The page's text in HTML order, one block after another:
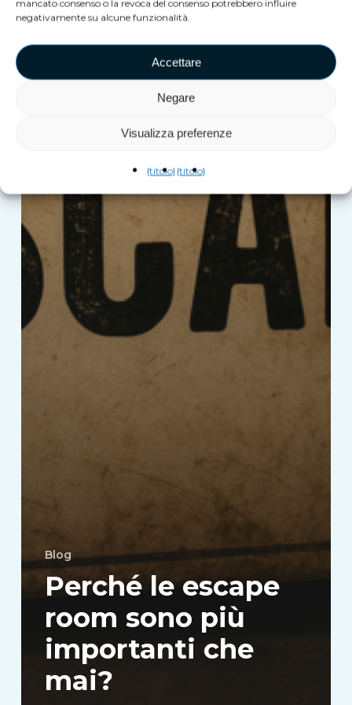
mancato consenso o la revoca del consenso potrebbero influire
negativamente su alcune funzionalità.
Accettare
Negare
Visualizza preferenze
{titolo}{titolo}
Blog
Perché le escape
room sono più
importanti che
mai?